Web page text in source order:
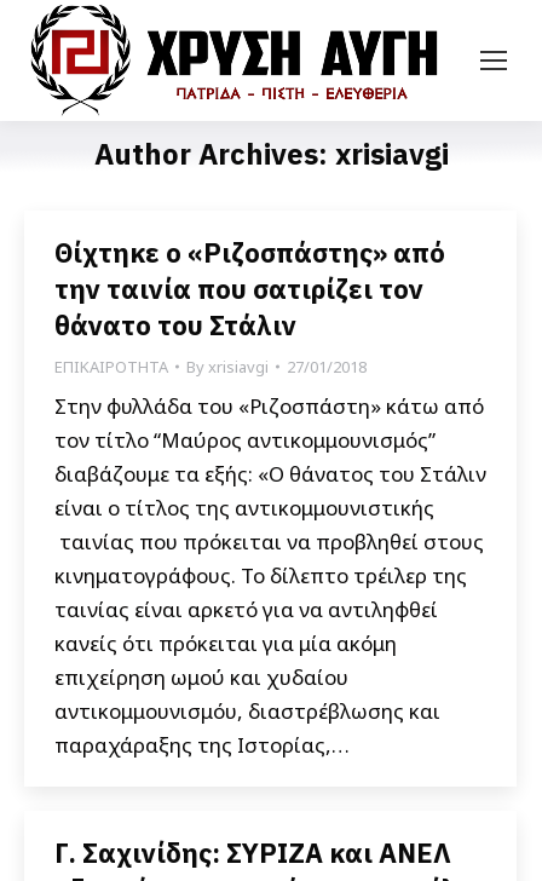
Author Archives: xrisiavgi
Θίχτηκε ο «Ριζοσπάστης» από
την ταινία που σατιρίζει τον
θάνατο του Στάλιν
ΕΠΙΚΑΙΡΟΤΗΤΑ Byxrisiavgi 27/01/2018
Στην φυλλάδα του «Ριζοσπάστη» κάτω από
τον τίτλο “Μαύρος αντικομμουνισμός”
διαβάζουμε τα εξής: «Ο θάνατος του Στάλιν
είναι ο τίτλος της αντικομμουνιστικής
ταινίας που πρόκειται να προβληθεί στους
κινηματογράφους. Το δίλεπτο τρέιλερ της
ταινίας είναι αρκετό για να αντιληφθεί
κανείς ότι πρόκειται για μία ακόμη
επιχείρηση ωμού και χυδαίου
αντικομμουνισμόυ, διαστρέβλωσης και
παραχάραξης της Ιστορίας,…
Γ. Σαχινίδης: ΣΥΡΙΖΑ και ΑΝΕΛ